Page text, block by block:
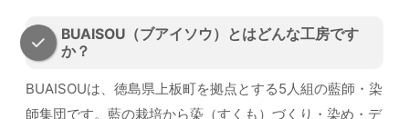
BUAISOU（ブアイソウ）とはどんな工房です
か？
BUAISOUは、徳島県上板町を拠点とする5人組の藍師・染
師集団です。藍の栽培から蒅（すくも）づくり・染め・デ